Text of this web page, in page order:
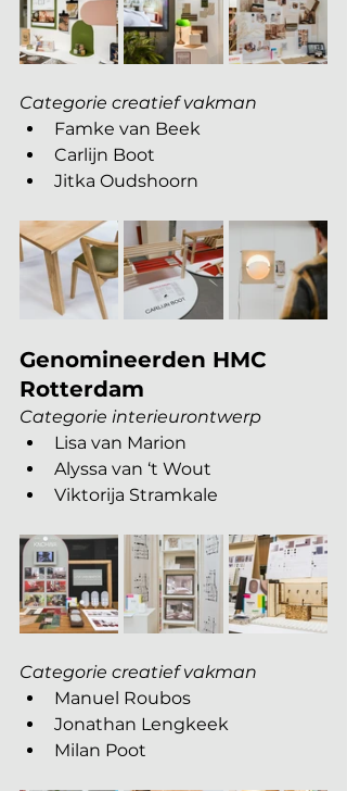
Categorie creatief vakman
Famke van Beek
Carlijn Boot
Jitka Oudshoorn
Genomineerden HMC
Rotterdam
Categorie interieurontwerp
Lisa van Marion
Alyssa van ‘t Wout
Viktorija Stramkale
Categorie creatief vakman
Manuel Roubos
Jonathan Lengkeek
Milan Poot